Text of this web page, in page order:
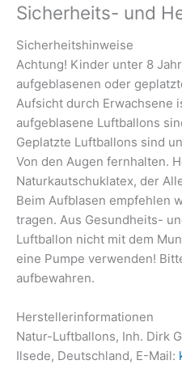
Sicherheits- und
Sicherheitshinweise
Achtung! Kinder unter 8
aufgeblasenen oder
Aufsicht durch Erwachsene
aufgeblasene Luftballons
Geplatzte Luftballons sind
Von den Augen fernhalten.
Naturkautschuklatex, der
Beim Aufblasen empfehlen
tragen. Aus Gesundheits-
Luftballon nicht mit dem
eine Pumpe verwenden!
aufbewahren.
Herstellerinformationen
Natur-Luftballons, Inh. Dirk
Ilsede, Deutschland, E-Mail: